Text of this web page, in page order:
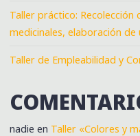
Taller práctico:
medicinales, elaboración
Taller de Empleabilidad y
nadie en Taller «Colores y